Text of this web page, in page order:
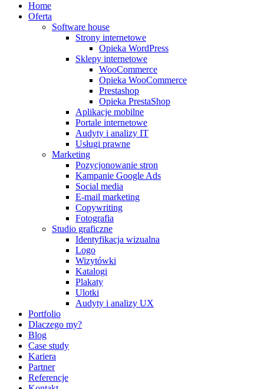
Home
Oferta
Software house
Strony internetowe
Opieka WordPress
Sklepy internetowe
WooCommerce
Opieka WooCommerce
Prestashop
Opieka PrestaShop
Aplikacje mobilne
Portale internetowe
Audyty i analizy IT
Usługi prawne
Marketing
Pozycjonowanie stron
Kampanie Google Ads
Social media
E-mail marketing
Copywriting
Fotografia
Studio graficzne
Identyfikacja wizualna
Logo
Wizytówki
Katalogi
Plakaty
Ulotki
Audyty i analizy UX
Portfolio
Dlaczego my?
Blog
Case study
Kariera
Partner
Referencje